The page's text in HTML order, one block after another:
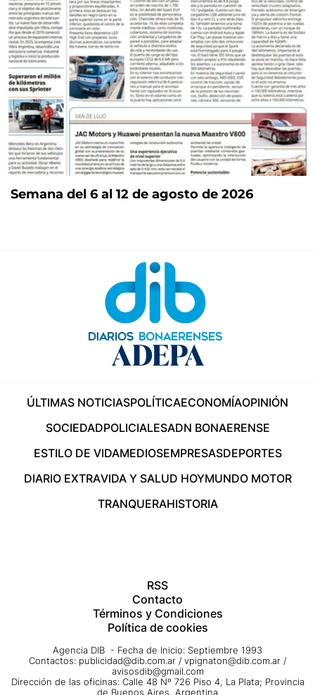
Semana del 6 al 12 de agosto de 2026
ÚLTIMAS NOTICIASPOLÍTICAECONOMÍAOPINIÓN
SOCIEDADPOLICIALESADN BONAERENSE
ESTILO DE VIDAMEDIOSEMPRESASDEPORTES
DIARIO EXTRAVIDA Y SALUD HOYMUNDO MOTOR
TRANQUERAHISTORIA
RSS
Contacto
Términos y Condiciones
Política de cookies
Agencia DIB - Fecha de Inicio: Septiembre 1993
Contactos: publicidad@dib.com.ar / vpignaton@dib.com.ar /
avisosdib@gmail.com
Dirección de las oficinas: Calle 48 Nº 726 Piso 4, La Plata; Provincia
de Buenos Aires, Argentina